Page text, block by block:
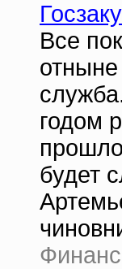
Все
годом
будет